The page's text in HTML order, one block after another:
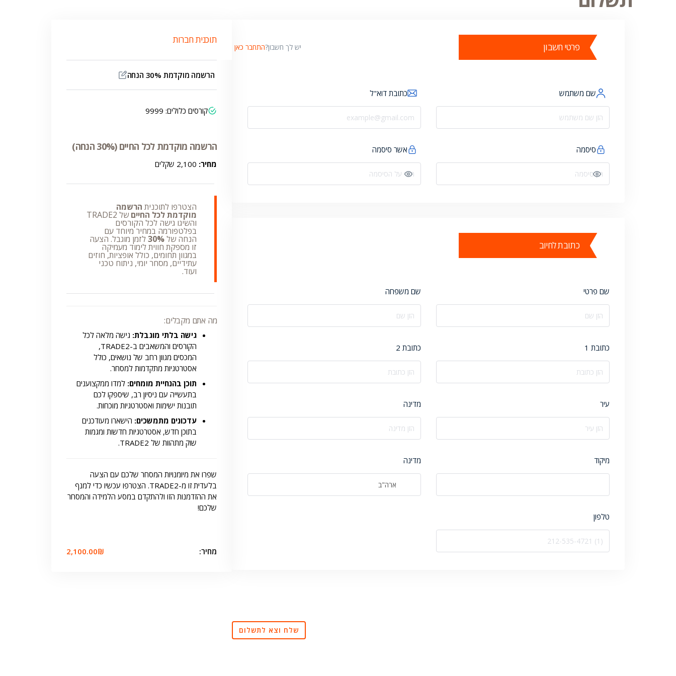
פרטי חשבון יש לך חשבון?התחבר כאן
שם משתמש כתובת דוא"ל
סיסמה אשר סיסמה
כתובת לחיוב
שם פרטי שם משפחה
כתובת 1 כתובת 2
עיר מדינה
מיקוד מדינה
ארה"ב
טלפון
תוכנית חברות
הרשמה מוקדמת 30% הנחה
קורסים כלולים: 9999
הרשמה מוקדמת לכל החיים (30% הנחה)
מחיר:
הצטרפו לתוכנית הרשמה
מוקדמת לכל החיים של TRADE2
והשיגו גישה לכל הקורסים
בפלטפורמה במחיר מיוחד עם
הנחה של30%לזמן מוגבל. הצעה
זו מספקת חווית לימוד מעמיקה
במגוון תחומים, כולל אופציות, חוזים
עתידיים, מסחר יומי, ניתוח טכני
ועוד.
מה אתם מקבלים:
גישה בלתי מוגבלת: גישה מלאה לכל
הקורסים והמשאבים ב-TRADE2,
המכסים מגוון רחב של נושאים, כולל
אסטרטגיות מתקדמות למסחר.
תוכן בהנחיית מומחים: למדו ממקצוענים
בתעשייה עם ניסיון רב, שיספקו לכם
תובנות ישימות ואסטרטגיות מוכחות.
עדכונים מתמשכים: הישארו מעודכנים
בתוכן חדש, אסטרטגיות חדשות ומגמות
שוק מתהוות של TRADE2.
שפרו את מיומנויות המסחר שלכם עם הצעה
בלעדית זו מ-TRADE2. הצטרפו עכשיו כדי למנף
את ההזדמנות הזו ולהתקדם במסע הלמידה והמסחר
שלכם!
מחיר: ₪
2,100.00